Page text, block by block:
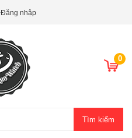
Đăng nhập
0
Tìm kiếm